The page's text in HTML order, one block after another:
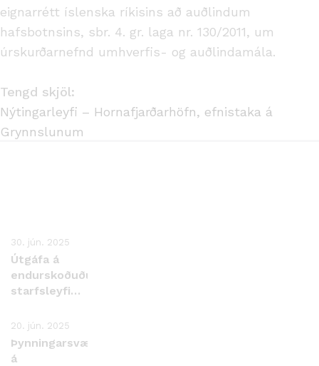
eignarrétt íslenska ríkisins að auðlindum
hafsbotnsins, sbr. 4. gr. laga nr. 130/2011, um
úrskurðarnefnd umhverfis- og auðlindamála.
Tengd skjöl:
Nýtingarleyfi – Hornafjarðarhöfn, efnistaka á
Grynnslunum
30. jún. 2025
Útgáfa á
endurskoðuðu
starfsleyfi
Smolt ehf.
Tálknafirði
20. jún. 2025
Þynningarsvæði
á